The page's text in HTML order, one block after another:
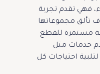
فهي تقدم تجربة
تألق مجموعاتها
مستمرة للقطع
خدمات مثل
احتياجات كل